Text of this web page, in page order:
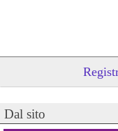
Dal sito